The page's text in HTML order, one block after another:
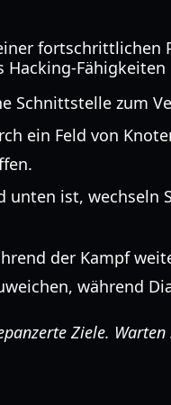
Hacking-Fähigkeiten
Schnittstelle zum
ein Feld von
unten ist,
der Kampf
während
Ziele.